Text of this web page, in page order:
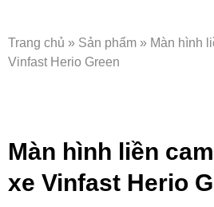
Trang chủ » Sản phẩm » Màn hình
Vinfast Herio Green
Màn hình liền
xe Vinfast Herio